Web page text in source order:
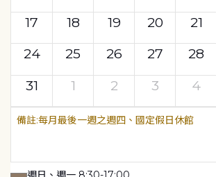
17
18 19 20 21
24
25 26 27 28
31
1 2 3 4
每月最後一週之週四、國定假日休館